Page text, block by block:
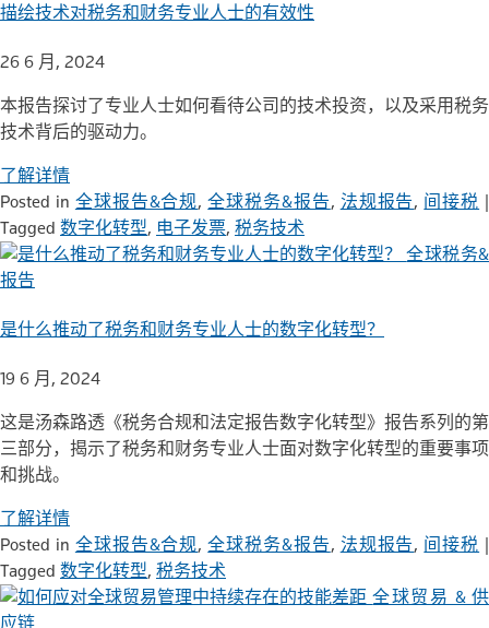
描绘技术对税务和财务专业人士的有效性
26 6 月, 2024
本报告探讨了专业人士如何看待公司的技术投资，以及采用税务
技术背后的驱动力。
了解详情
Posted in 全球报告&合规,全球税务&报告, 法规报告, 间接税 |
Tagged 数字化转型, 电子发票, 税务技术
全球税务&
报告
是什么推动了税务和财务专业人士的数字化转型？
19 6 月, 2024
这是汤森路透《税务合规和法定报告数字化转型》报告系列的第
三部分，揭示了税务和财务专业人士面对数字化转型的重要事项
和挑战。
了解详情
Posted in 全球报告&合规,全球税务&报告, 法规报告, 间接税
Tagged 数字化转型, 税务技术
全球贸易 & 供
应链